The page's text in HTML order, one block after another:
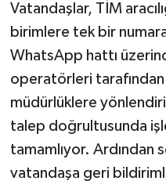
Vatandaşlar, TİM
birimlere tek bir
WhatsApp hattı
operatörleri
müdürlüklere
talep doğrultusunda
tamamlıyor. Ardından
vatandaşa geri